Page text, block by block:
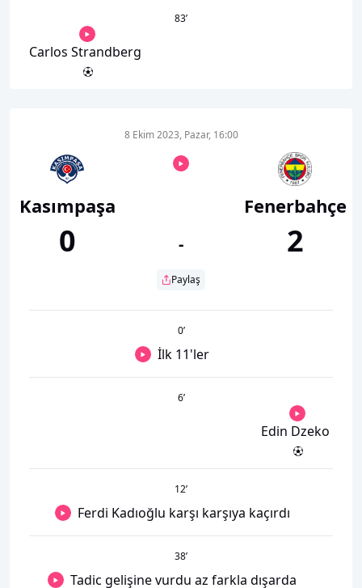
83’
Carlos Strandberg
Kasımpaşa
0
8 Ekim 2023, Pazar, 16:00
-
Paylaş
Fenerbahçe
2
0’
İlk 11'ler
6’
Edin Dzeko
12’
Ferdi Kadıoğlu karşı karşıya kaçırdı
38’
Tadic gelişine vurdu az farkla dışarda